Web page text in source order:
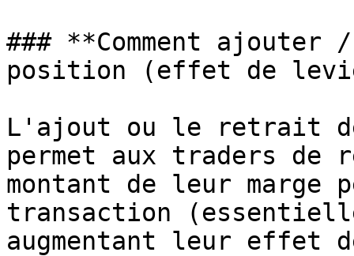
### **Comment
position (effet de
L'ajout ou le retrait
permet aux traders de
montant de leur marge
transaction
augmentant leur effet